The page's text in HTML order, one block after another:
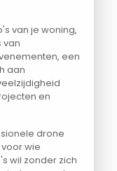
van je woning,
van
een
aan
en
drone
wie
wil zonder zich